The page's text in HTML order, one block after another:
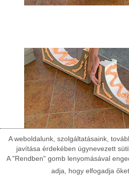
A weboldalunk, szolgáltatásaink,
javítása érdekében úgynevezett
A "Rendben" gomb lenyomásával
adja, hogy elfogadja őket